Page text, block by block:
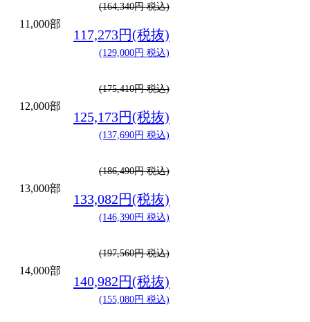
11,000部
(164,340円 税込)
117,273円(税抜)
(129,000円 税込)
12,000部
(175,410円 税込)
125,173円(税抜)
(137,690円 税込)
13,000部
(186,490円 税込)
133,082円(税抜)
(146,390円 税込)
14,000部
(197,560円 税込)
140,982円(税抜)
(155,080円 税込)